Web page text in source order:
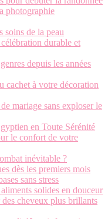
photographie
soins de la peau
durable et
depuis les années
cachet à votre décoration
mariage sans exploser le
en Toute Sérénité
le confort de votre
inévitable ?
dès les premiers mois
sans stress
solides en douceur
cheveux plus brillants